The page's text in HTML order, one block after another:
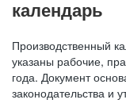
календарь
Производственный
указаны рабочие,
года. Документ
законодательства и